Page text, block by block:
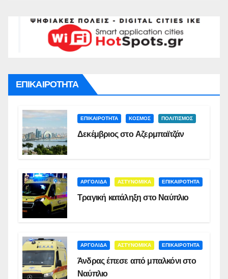
ΕΠΙΚΑΙΡΟΤΗΤΑ
ΕΠΙΚΑΙΡΟΤΗΤΑ ΚΟΣΜΟΣ ΠΟΛΙΤΙΣΜΟΣ
Δεκέμβριος στο Αζερμπαϊτζάν
ΑΡΓΟΛΙΔΑ ΑΣΤΥΝΟΜΙΚΑ ΕΠΙΚΑΙΡΟΤΗΤΑ
Τραγική κατάληξη στο Ναύπλιο
ΑΡΓΟΛΙΔΑ ΑΣΤΥΝΟΜΙΚΑ ΕΠΙΚΑΙΡΟΤΗΤΑ
Άνδρας έπεσε από μπαλκόνι στο
Ναύπλιο